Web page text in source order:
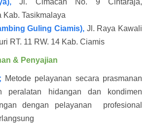
Jl. Cimacan No. 9 Cintaraja,
Kab. Tasikmalaya
Guling Ciamis), Jl. Raya Kawali
RT. 11 RW. 14 Kab. Ciamis
& Penyajian
Metode pelayanan secara prasmanan
peralatan hidangan dan kondimen
dengan pelayanan profesional